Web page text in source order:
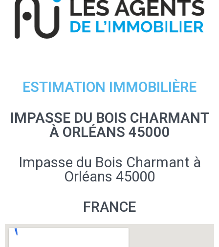
ESTIMATION IMMOBILIÈRE
IMPASSE DU BOIS CHARMANT
À ORLÉANS 45000
Impasse du Bois Charmant à
Orléans 45000
FRANCE